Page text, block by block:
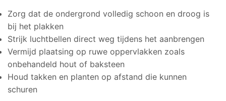
Zorg dat de ondergrond volledig schoon en droog is
bij het plakken
Strijk luchtbellen direct weg tijdens het aanbrengen
Vermijd plaatsing op ruwe oppervlakken zoals
onbehandeld hout of baksteen
Houd takken en planten op afstand die kunnen
schuren